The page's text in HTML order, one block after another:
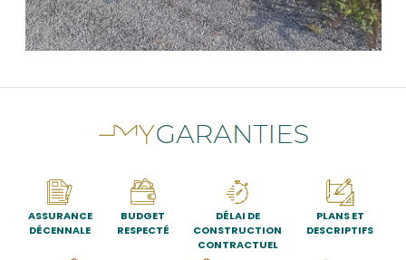
ASSURANCE
DÉCENNALE
BUDGET
RESPECTÉ
DÉLAI DE
CONSTRUCTION
CONTRACTUEL
PLANS ET
DESCRIPTIFS